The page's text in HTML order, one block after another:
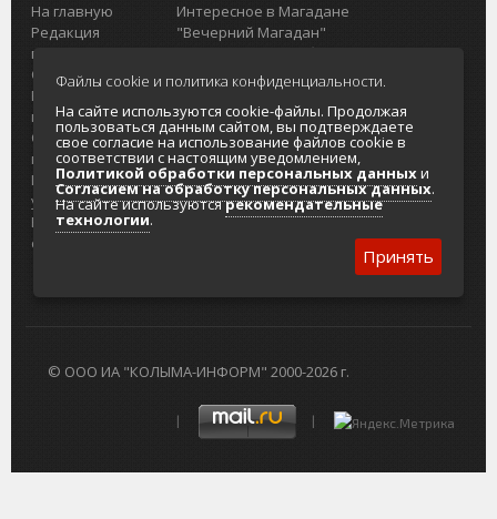
На главную
Редакция
портала
О проекте
Реклама на
портале
Отзывы и
предложения
Интернет-
услуги
Разработка
сайтов
Интересное в Магадане
"Вечерний Магадан"
Городская доска объявлений
Реклама
Главный туристический портал
Колымы
Политика в отношении обработки
персональных данных
Согласие на обработку персональных
данных
© ООО ИА "КОЛЫМА-ИНФОРМ" 2000-2026 г.
Файлы cookie и политика конфиденциальности.
На сайте используются cookie-файлы. Продолжая
пользоваться данным сайтом, вы подтверждаете
свое согласие на использование файлов cookie в
соответствии с настоящим уведомлением,
Политикой обработки персональных данныхи
Согласием на обработку персональных данных.
На сайте используютсярекомендательные
технологии.
Принять